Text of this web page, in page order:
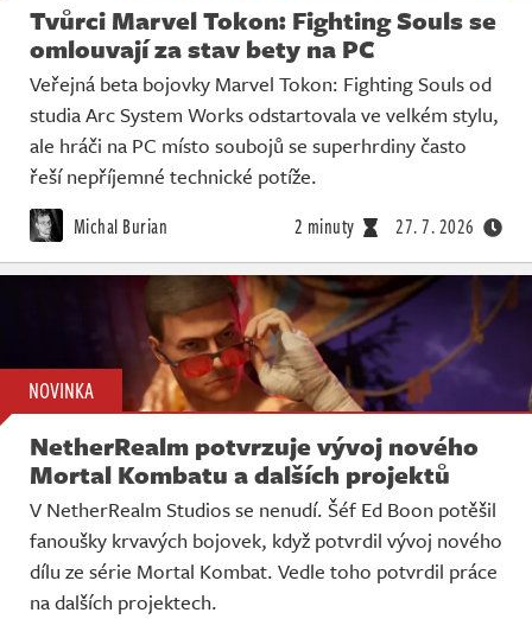
Tvůrci Marvel Tokon: Fighting Souls se
omlouvají za stav bety na PC
Veřejná beta bojovky Marvel Tokon: Fighting Souls od
studia Arc System Works odstartovala ve velkém stylu,
ale hráči na PC místo soubojů se superhrdiny často
řeší nepříjemné technické potíže.
Michal Burian 2 minuty 27. 7. 2026
NOVINKA
NetherRealm potvrzuje vývoj nového
Mortal Kombatu a dalších projektů
V NetherRealm Studios se nenudí. Šéf Ed Boon potěšil
fanoušky krvavých bojovek, když potvrdil vývoj nového
dílu ze série Mortal Kombat. Vedle toho potvrdil práce
na dalších projektech.